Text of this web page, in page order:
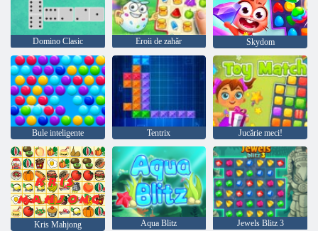
Domino Clasic Eroii de zahăr Skydom
Bule inteligente Tentrix Jucărie meci!
Kris Mahjong Aqua Blitz Jewels Blitz 3